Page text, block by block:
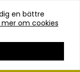
en bättre
mer om cookies